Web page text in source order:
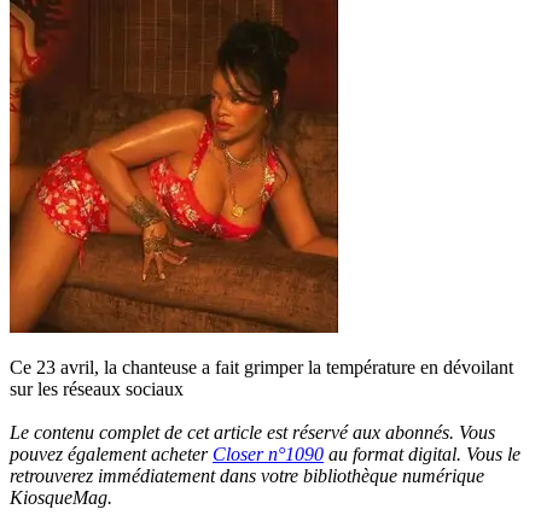
Ce 23 avril, la chanteuse a fait grimper la température en dévoilant
sur les réseaux sociaux
Le contenu complet de cet article est réservé aux abonnés. Vous
pouvez également acheter Closer n°1090 au format digital. Vous le
retrouverez immédiatement dans votre bibliothèque numérique
KiosqueMag.